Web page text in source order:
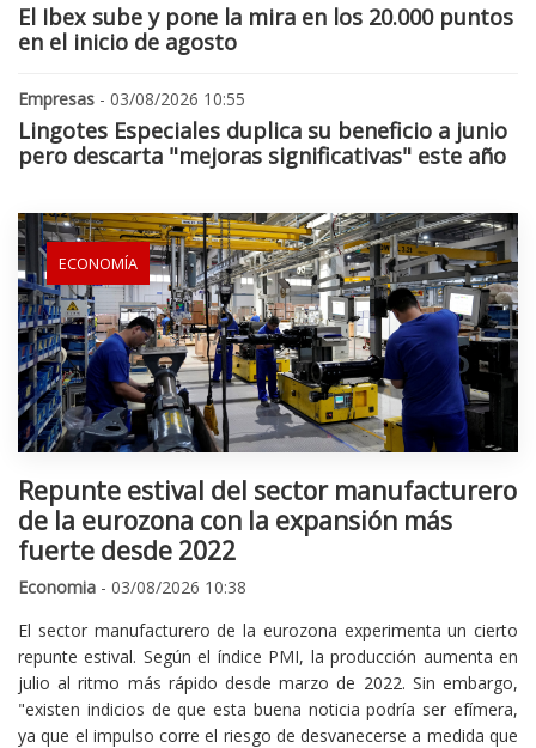
El Ibex sube y pone la mira en los 20.000 puntos
en el inicio de agosto
Empresas - 03/08/2026 10:55
Lingotes Especiales duplica su beneficio a junio
pero descarta "mejoras significativas" este año
ECONOMÍA
Repunte estival del sector manufacturero
de la eurozona con la expansión más
fuerte desde 2022
Economia - 03/08/2026 10:38
El sector manufacturero de la eurozona experimenta un cierto
repunte estival. Según el índice PMI, la producción aumenta en
julio al ritmo más rápido desde marzo de 2022. Sin embargo,
"existen indicios de que esta buena noticia podría ser efímera,
ya que el impulso corre el riesgo de desvanecerse a medida que